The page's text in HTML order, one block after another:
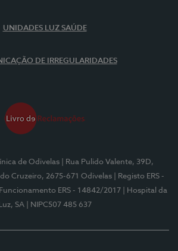
UNIDADES LUZ SAÚDE
DE IRREGULARIDADES
de Odivelas
| Rua Pulido Valente, 39D,
Cruzeiro, 2675-671 Odivelas
| Registo ERS -
Funcionamento ERS - 14842/2017
| Hospital da
Luz, SA
| NIPC507 485 637